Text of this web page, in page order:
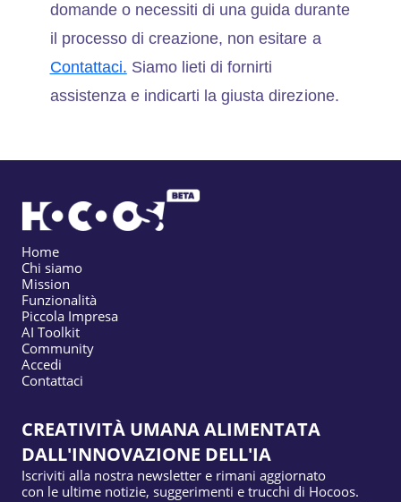
domande o necessiti di una guida durante
il processo di creazione, non esitare a
Contattaci. Siamo lieti di fornirti
assistenza e indicarti la giusta direzione.
Home
Chi siamo
Mission
Funzionalità
Piccola Impresa
AI Toolkit
Community
Accedi
Contattaci
CREATIVITÀ UMANA ALIMENTATA
DALL'INNOVAZIONE DELL'IA
Iscriviti alla nostra newsletter e rimani aggiornato
con le ultime notizie, suggerimenti e trucchi di Hocoos.